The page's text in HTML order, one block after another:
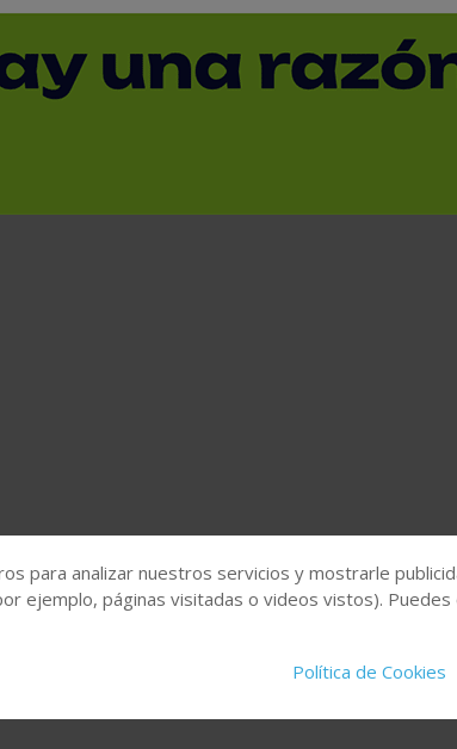
a fegeca
justa e inclusiva centrada en el consumidor
para analizar nuestros servicios y mostrarle
ejemplo, páginas visitadas o videos vistos).
Política de Cookies